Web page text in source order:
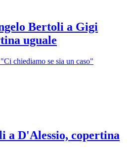
Bertoli a Gigi
uguale
chiediamo se sia un caso"
D'Alessio, copertina